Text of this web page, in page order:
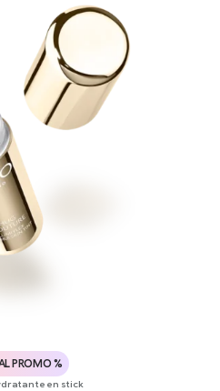
PROMO %
en stick